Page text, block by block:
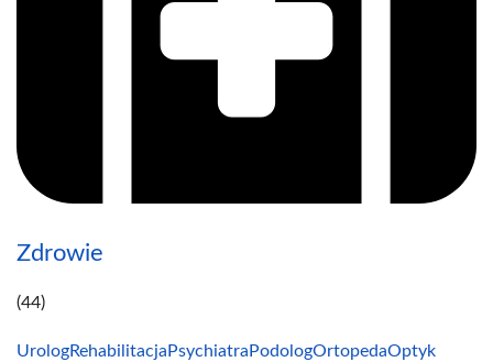
Zdrowie
(44)
UrologRehabilitacja Psychiatra PodologOrtopedaOptyk